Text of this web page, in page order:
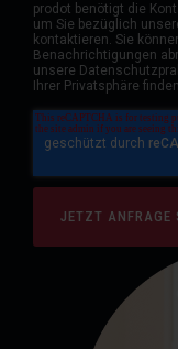
prodot benötigt die
um Sie bezüglich
kontaktieren. Sie
Benachrichtigungen
unsere
Ihrer Privatsphäre